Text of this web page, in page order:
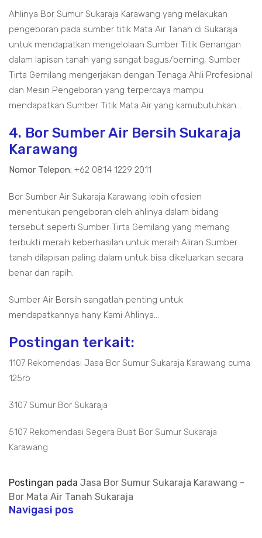
Ahlinya Bor Sumur Sukaraja Karawang yang melakukan
pengeboran pada sumber titik Mata Air Tanah di Sukaraja
untuk mendapatkan mengelolaan Sumber Titik Genangan
dalam lapisan tanah yang sangat bagus/berning, Sumber
Tirta Gemilang mengerjakan dengan Tenaga Ahli Profesional
dan Mesin Pengeboran yang terpercaya mampu
mendapatkan Sumber Titik Mata Air yang kamubutuhkan...
4. Bor Sumber Air Bersih Sukaraja
Karawang
Nomor Telepon: +62 0814 1229 2011
Bor Sumber Air Sukaraja Karawang lebih efesien
menentukan pengeboran oleh ahlinya dalam bidang
tersebut seperti Sumber Tirta Gemilang yang memang
terbukti meraih keberhasilan untuk meraih Aliran Sumber
tanah dilapisan paling dalam untuk bisa dikeluarkan secara
benar dan rapih.
Sumber Air Bersih sangatlah penting untuk
mendapatkannya hany Kami Ahlinya...
Postingan terkait:
1107 Rekomendasi Jasa Bor Sumur Sukaraja Karawang cuma
125rb
3107 Sumur Bor Sukaraja
5107 Rekomendasi Segera Buat Bor Sumur Sukaraja
Karawang
Postingan pada Jasa Bor Sumur Sukaraja Karawang -
Bor Mata Air Tanah Sukaraja
Navigasi pos